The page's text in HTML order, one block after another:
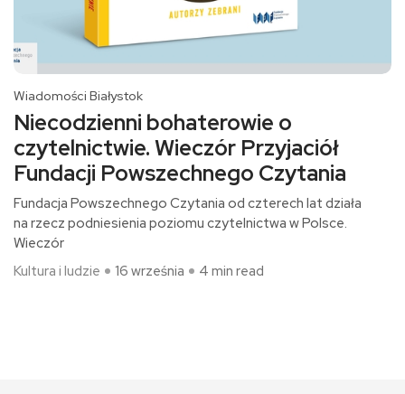
Wiadomości Białystok
Niecodzienni bohaterowie o
czytelnictwie. Wieczór Przyjaciół
Fundacji Powszechnego Czytania
Fundacja Powszechnego Czytania od czterech lat działa
na rzecz podniesienia poziomu czytelnictwa w Polsce.
Wieczór
Kultura i ludzie
16 września 4 min read